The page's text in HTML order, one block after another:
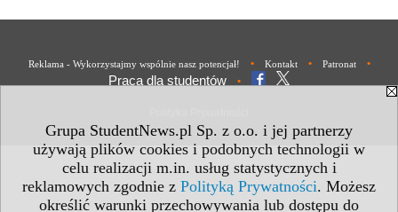
Grupa StudentNews.pl Sp. z o.o. i jej partnerzy
używają plików cookies i podobnych technologii w
celu realizacji m.in. usług statystycznych i
reklamowych zgodnie z Polityką Prywatności. Możesz
określić warunki przechowywania lub dostępu do
Reklama - Wykorzystajmy wspólnie nasz potencjał! • Kontakt • Patronat •
Praca dla studentów •